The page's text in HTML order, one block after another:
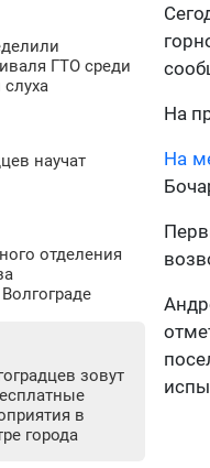
На
На
ГТО среди
научат
отделения
зовут
в
города